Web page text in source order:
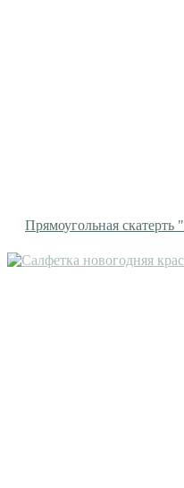
Прямоугольная